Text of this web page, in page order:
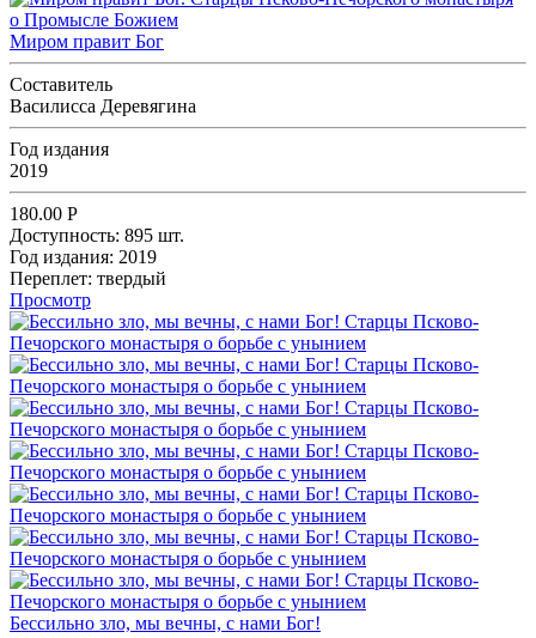
Миром правит Бог
Составитель
Василисса Деревягина
Год издания
2019
180.00 Р
Доступность: 895 шт.
Год издания: 2019
Переплет: твердый
Просмотр
Бессильно зло, мы вечны, с нами Бог!